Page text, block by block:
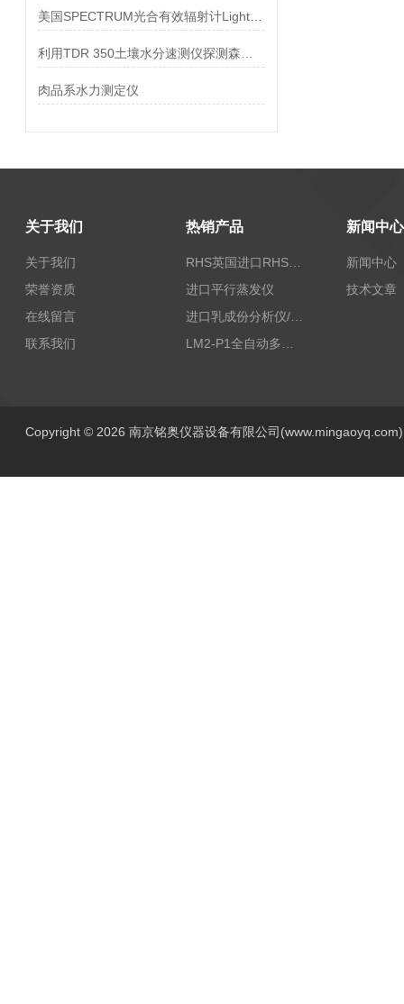
肉品系水力测定仪
关于我们
关于我们
荣誉资质
在线留言
联系我们
热销产品
RHS英国进口RHS植物标准比色卡
进口平行蒸发仪
进口乳成份分析仪/乳品分析仪
新闻中心
新闻中心
技术文章
Copyright © 2026 南京铭奥仪器设备有限公司